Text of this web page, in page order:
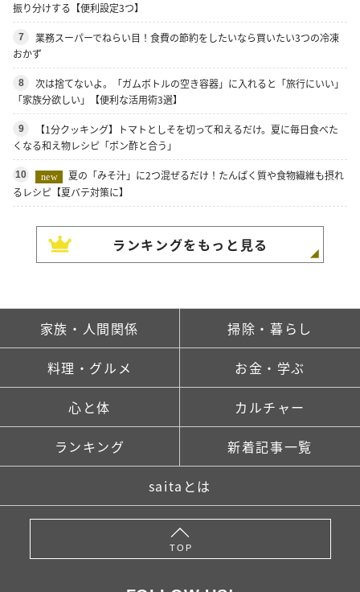
振り分けする【便利設定3つ】
7
業務スーパーでねらい目！食費の節約をしたいなら買いたい3つの冷凍
おかず
8
次は捨てないよ。「ガムボトルの空き容器」に入れると「旅行にいい」
「家族分欲しい」【便利な活用術3選】
9
【1分クッキング】トマトとしそを切って和えるだけ。夏に毎日食べた
くなる和え物レシピ「ポン酢と合う」
10 new
夏の「みそ汁」に2つ混ぜるだけ！たんぱく質や食物繊維も摂れ
るレシピ【夏バテ対策に】
ランキングをもっと見る
家族・人間関係 掃除・暮らし
料理・グルメ お金・学ぶ
心と体 カルチャー
ランキング 新着記事一覧
saitaとは
TOP